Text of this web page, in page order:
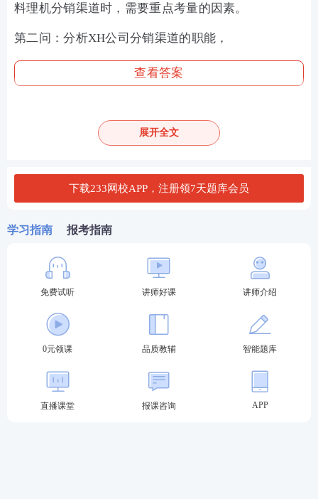
料理机分销渠道时，需要重点考量的因素。
第二问：分析XH公司分销渠道的职能，
查看答案
HI 公司成立于 1986 年，主要从事矿产开采，采矿重
国有企业。党组织领导下企业产权清晰、权责明确、
政企分开、管理高效，效益不断的提升。随着企业发
展，出现如下问题：新业务无部门负责；管理层级
企改革以及长期的战略规划进行组织结构调整，重新
设计组织结构。
根据案例回答：
1、HI公司党委应承担哪些职责？
2、企业制度在 HI 公司经营管理中应发挥哪些作用？
3、为适配业务发展需要，HI 公司应从哪些方面重新
展开全文
下载233网校APP，注册领7天题库会员
学习指南 报考指南
免费试听 讲师好课 讲师介绍
0元领课 品质教辅 智能题库
直播课堂 报课咨询 APP